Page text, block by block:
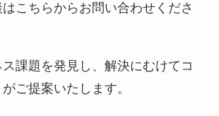
こちらからお問い合わせくださ
課題を発見し、解決にむけてコ
ご提案いたします。